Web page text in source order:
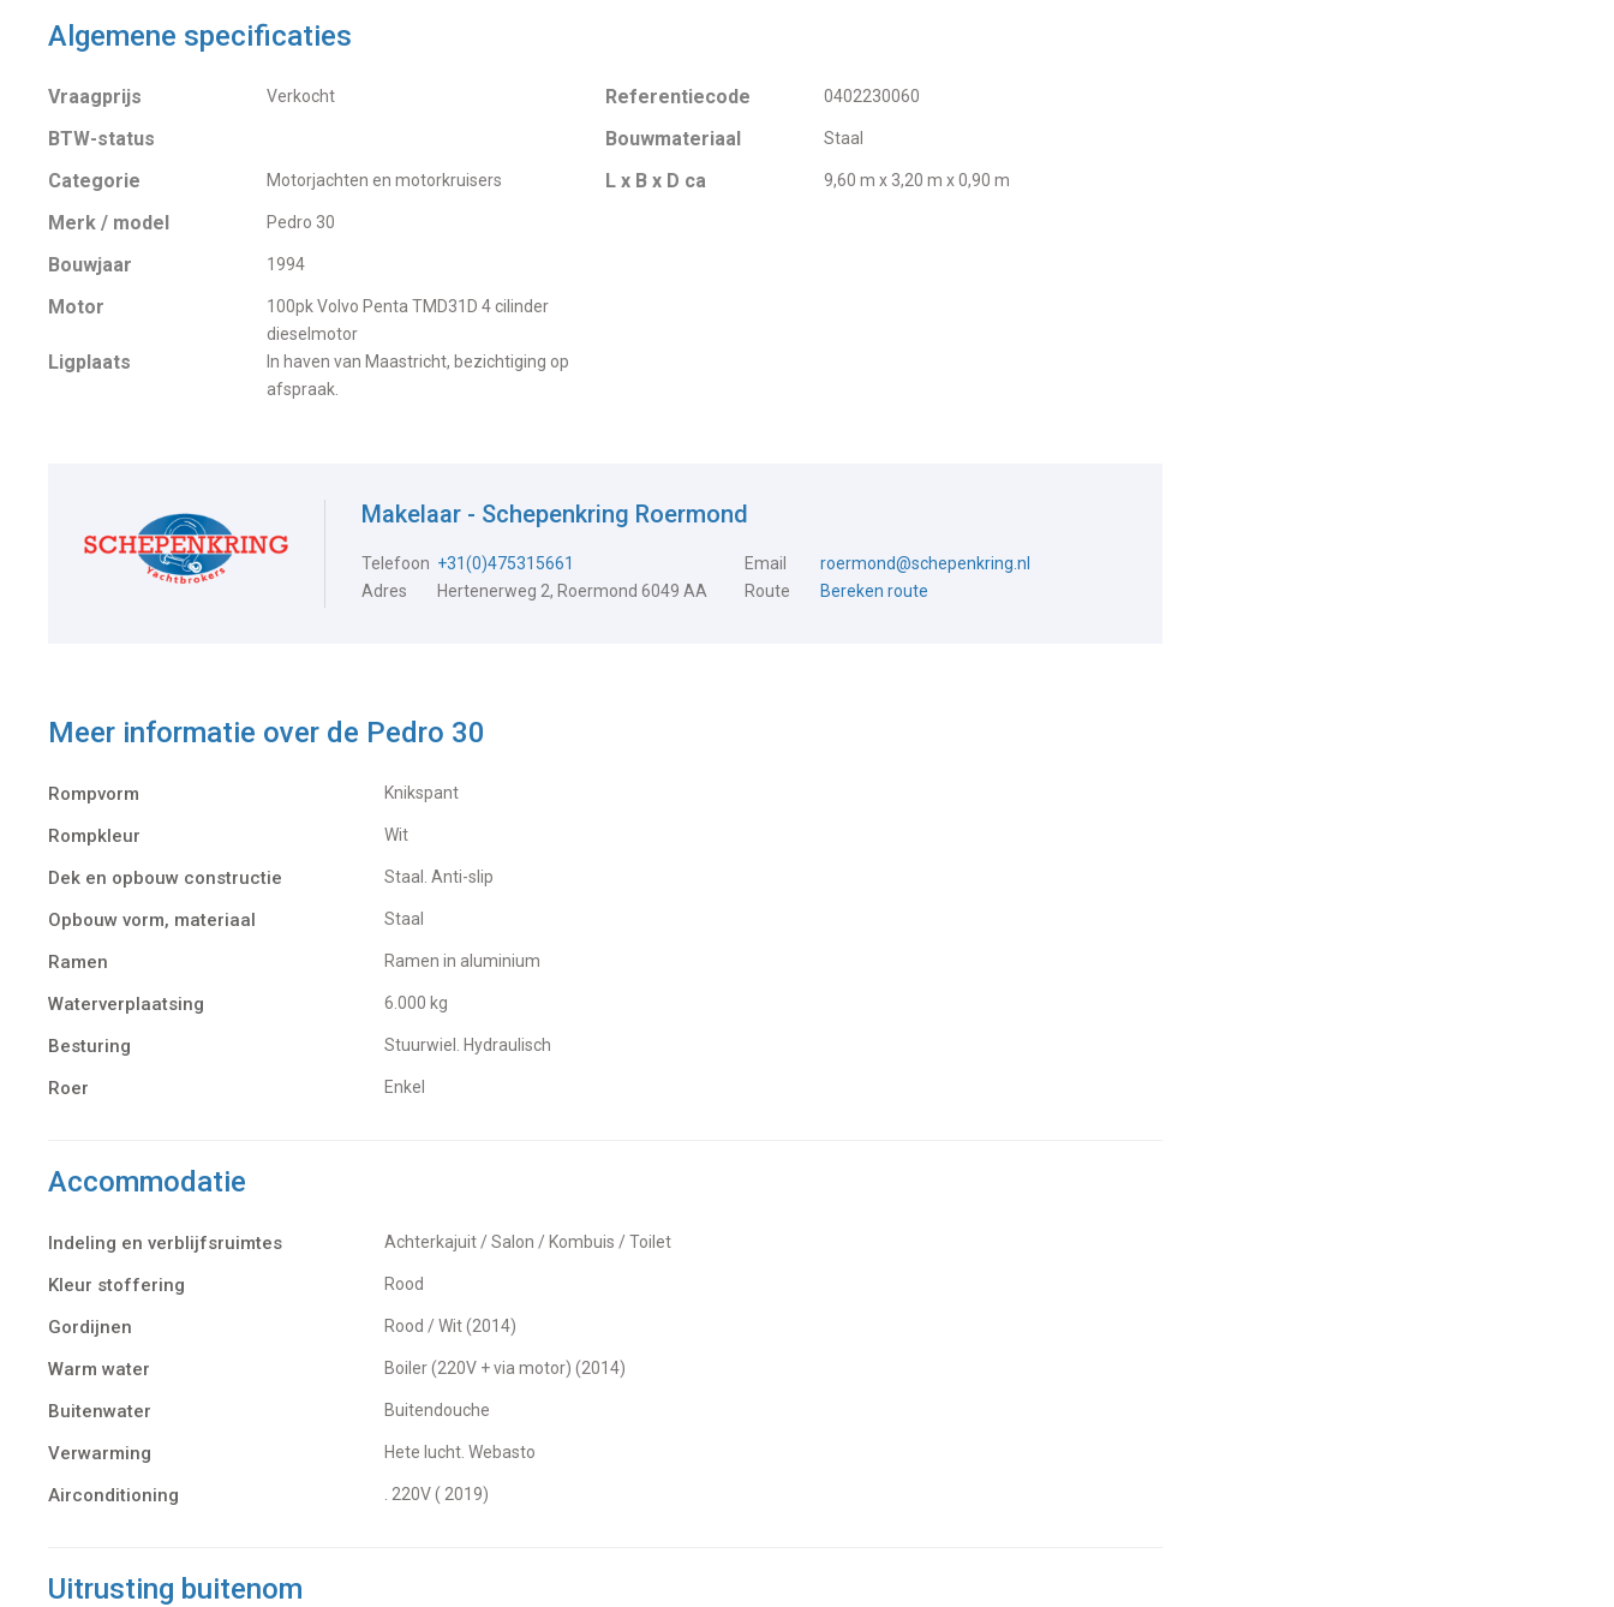
Algemene specificaties
Vraagprijs Verkocht
BTW-status
Categorie
Motorjachten en motorkruisers
Merk / model Pedro 30
Bouwjaar 1994
Motor
100pk Volvo Penta TMD31D 4 cilinder
dieselmotor
Ligplaats
In haven van Maastricht, bezichtiging op
afspraak.
Referentiecode 0402230060
Bouwmateriaal Staal
L x B x D ca 9,60 m x 3,20 m x 0,90 m
Makelaar - Schepenkring Roermond
Telefoon +31(0)475315661 Email
roermond@schepenkring.nl
Adres
Hertenerweg 2, Roermond 6049 AA Route Bereken route
Meer informatie over de Pedro 30
Rompvorm Knikspant
Rompkleur Wit
Dek en opbouw constructie Staal. Anti-slip
Opbouw vorm, materiaal Staal
Ramen Ramen in aluminium
Waterverplaatsing 6.000 kg
Besturing Stuurwiel. Hydraulisch
Roer Enkel
Accommodatie
Indeling en verblijfsruimtes Achterkajuit / Salon / Kombuis / Toilet
Kleur stoffering Rood
Gordijnen Rood / Wit (2014)
Warm water Boiler (220V + via motor) (2014)
Buitenwater buitendouche
Verwarming hete lucht. Webasto
Airconditioning . 220V ( 2019)
Uitrusting buitenom